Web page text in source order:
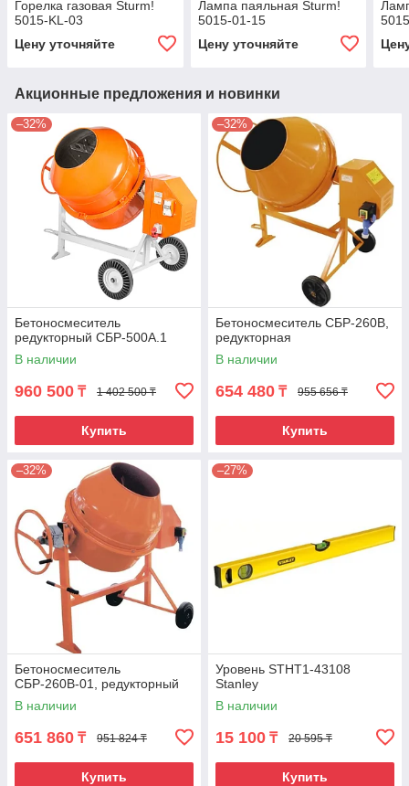
Горелка газовая Sturm!
5015-KL-03
Цену уточняйте
Лампа паяльная Sturm!
5015-01-15
Цену уточняйте
Акционные предложения и новинки
–32%
Бетоносмеситель
редукторный СБР-500А.1
В наличии
960 500 ₸ 1 402 500 ₸
Купить
–32%
Бетоносмеситель СБР-260В,
редукторная
В наличии
654 480 ₸ 955 656 ₸
Купить
–32%
Бетоносмеситель
СБР-260В-01, редукторный
В наличии
651 860 ₸ 951 824 ₸
Купить
–27%
Уровень STHT1-43108
Stanley
В наличии
15 100 ₸ 20 595 ₸
Купить